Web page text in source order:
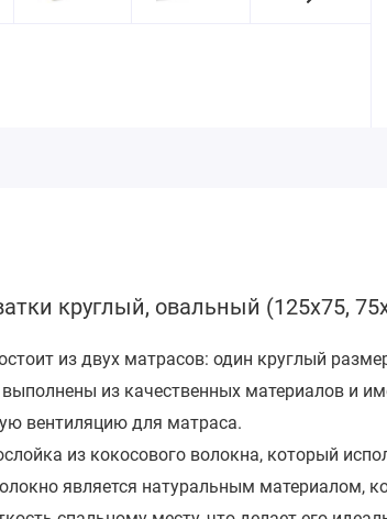
круглый, овальный (125х75,
из двух матрасов: один круглый
из качественных материалов и
вентиляцию для матраса.
из кокосового волокна, который
является натуральным материалом,